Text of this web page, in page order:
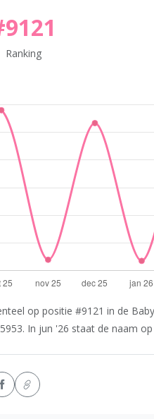
Ranking
op positie #9121 in de
In jun '26 staat de naam